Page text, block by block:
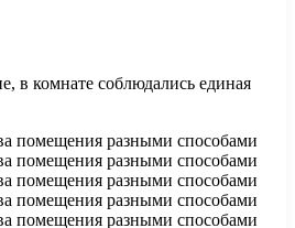
в комнате соблюдались единая